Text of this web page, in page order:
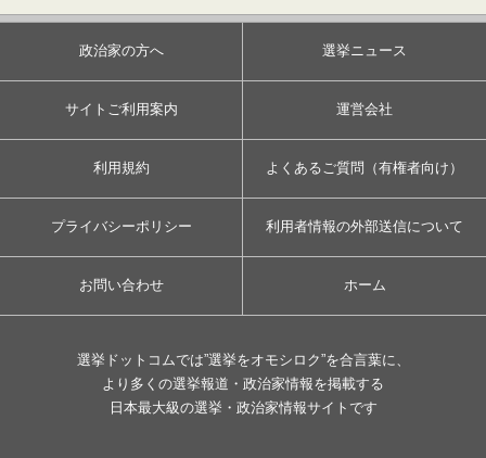
政治家の方へ 選挙ニュース
サイトご利用案内 運営会社
利用規約 よくあるご質問（有権者向け）
プライバシーポリシー 利用者情報の外部送信について
お問い合わせ ホーム
選挙ドットコムでは”選挙をオモシロク”を合言葉に、
より多くの選挙報道・政治家情報を掲載する
日本最大級の選挙・政治家情報サイトです